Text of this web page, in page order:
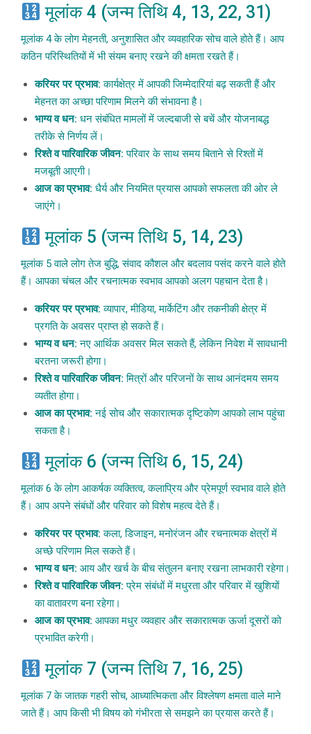
मूलांक 4 (जन्म तिथि 4, 13, 22, 31)
मूलांक 4 के लोग मेहनती, अनुशासित और व्यवहारिक सोच वाले होते हैं। आप
कठिन परिस्थितियों में भी संयम बनाए रखने की क्षमता रखते हैं।
करियर पर प्रभाव: कार्यक्षेत्र में आपकी जिम्मेदारियां बढ़ सकती हैं और
मेहनत का अच्छा परिणाम मिलने की संभावना है।
भाग्य व धन: धन संबंधित मामलों में जल्दबाजी से बचें और योजनाबद्ध
तरीके से निर्णय लें।
रिश्ते व पारिवारिक जीवन: परिवार के साथ समय बिताने से रिश्तों में
मजबूती आएगी।
आज का प्रभाव: धैर्य और नियमित प्रयास आपको सफलता की ओर ले
जाएंगे।
मूलांक 5 (जन्म तिथि 5, 14, 23)
मूलांक 5 वाले लोग तेज बुद्धि, संवाद कौशल और बदलाव पसंद करने वाले होते
हैं। आपका चंचल और रचनात्मक स्वभाव आपको अलग पहचान देता है।
करियर पर प्रभाव: व्यापार, मीडिया, मार्केटिंग और तकनीकी क्षेत्र में
प्रगति के अवसर प्राप्त हो सकते हैं।
भाग्य व धन: नए आर्थिक अवसर मिल सकते हैं, लेकिन निवेश में सावधानी
बरतना जरूरी होगा।
रिश्ते व पारिवारिक जीवन: मित्रों और परिजनों के साथ आनंदमय समय
व्यतीत होगा।
आज का प्रभाव: नई सोच और सकारात्मक दृष्टिकोण आपको लाभ पहुंचा
सकता है।
मूलांक 6 (जन्म तिथि 6, 15, 24)
मूलांक 6 के लोग आकर्षक व्यक्तित्व, कलाप्रिय और प्रेमपूर्ण स्वभाव वाले होते
हैं। आप अपने संबंधों और परिवार को विशेष महत्व देते हैं।
करियर पर प्रभाव: कला, डिजाइन, मनोरंजन और रचनात्मक क्षेत्रों में
अच्छे परिणाम मिल सकते हैं।
भाग्य व धन: आय और खर्च के बीच संतुलन बनाए रखना लाभकारी रहेगा।
रिश्ते व पारिवारिक जीवन: प्रेम संबंधों में मधुरता और परिवार में खुशियों
का वातावरण बना रहेगा।
आज का प्रभाव: आपका मधुर व्यवहार और सकारात्मक ऊर्जा दूसरों को
प्रभावित करेगी।
मूलांक 7 (जन्म तिथि 7, 16, 25)
मूलांक 7 के जातक गहरी सोच, आध्यात्मिकता और विश्लेषण क्षमता वाले माने
जाते हैं। आप किसी भी विषय को गंभीरता से समझने का प्रयास करते हैं।